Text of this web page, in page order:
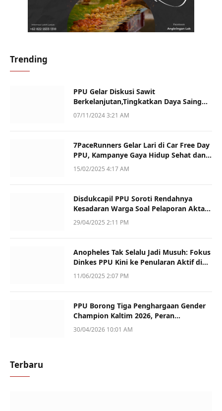
Trending
PPU Gelar Diskusi Sawit
Berkelanjutan,Tingkatkan Daya Saing
dan Kualitas
07/11/2024 3:21 AM
7PaceRunners Gelar Lari di Car Free Day
PPU, Kampanye Gaya Hidup Sehat dan
Dukung UMKM
15/02/2025 4:17 AM
Disdukcapil PPU Soroti Rendahnya
Kesadaran Warga Soal Pelaporan Akta
Kematian
29/04/2025 2:11 PM
Anopheles Tak Selalu Jadi Musuh: Fokus
Dinkes PPU Kini ke Penularan Aktif di
Sotek
11/06/2025 2:07 PM
PPU Borong Tiga Penghargaan Gender
Champion Kaltim 2026, Peran
Perempuan Jadi Sorotan
30/04/2026 10:01 AM
Terbaru